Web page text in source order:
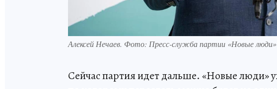
Алексей Нечаев. Фото: Пресс-служба партии «Новые люди»
Сейчас партия идет дальше. «Новые люди»